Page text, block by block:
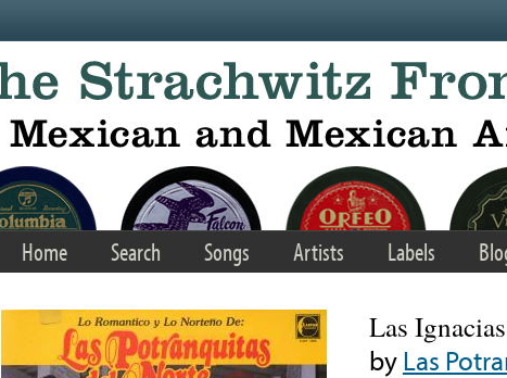
Home Search Songs Artists Labels
Las Ignacias
byLas